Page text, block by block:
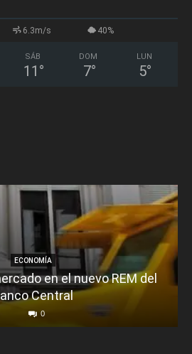
6.3m/s 40%
SÁB
11 °
DOM
7°
LUN
5°
ECONOMÍA
en el nuevo REM del
Central
0